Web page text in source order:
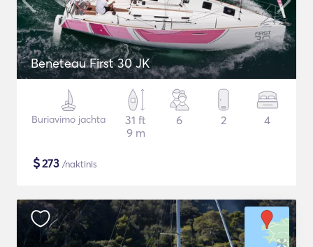
Beneteau First 30 JK
Buriavimo jachta
31 ft
9 m
6 2 4
$273 /naktinis